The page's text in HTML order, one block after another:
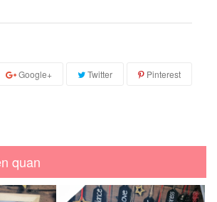
Google+ Twitter Pinterest
quan